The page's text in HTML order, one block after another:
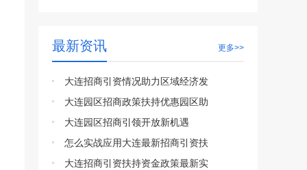
最新资讯 更多>>
大连招商引资情况助力区域经济发
大连园区招商政策扶持优惠园区助
大连园区招商引领开放新机遇
怎么实战应用大连最新招商引资扶
大连招商引资扶持资金政策最新实